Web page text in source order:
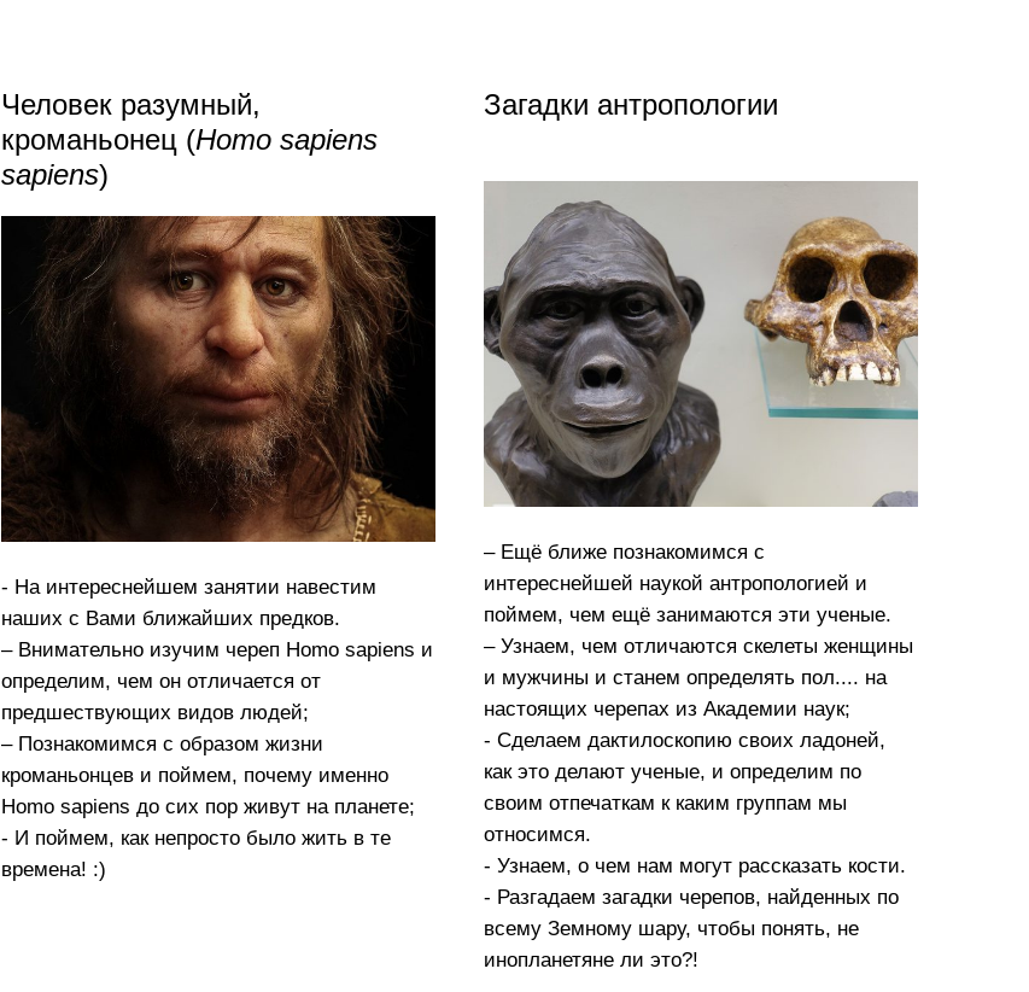
Человек разумный,
кроманьонец (Homo sapiens
sapiens)
- На интереснейшем занятии навестим
наших с Вами ближайших предков.
– Внимательно изучим череп Homo sapiens и
определим, чем он отличается от
предшествующих видов людей;
– Познакомимся с образом жизни
кроманьонцев и поймем, почему именно
Ноmo sapiens до сих пор живут на планете;
- И поймем, как непросто было жить в те
времена! :)
Загадки антропологии
– ­Ещё ближе познакомимся с
интереснейшей наукой антропологией и
поймем, чем ещё занимаются эти ученые.
– Узнаем, чем отличаются скелеты женщины
и мужчины и станем определять пол.... на
настоящих черепах из Академии наук;
- Сделаем дактилоскопию своих ладоней,
как это делают ученые, и определим по
своим отпечаткам к каким группам мы
относимся.
- Узнаем, о чем нам могут рассказать кости.
- Разгадаем загадки черепов, найденных по
всему Земному шару, чтобы понять, не
инопланетяне ли это?!